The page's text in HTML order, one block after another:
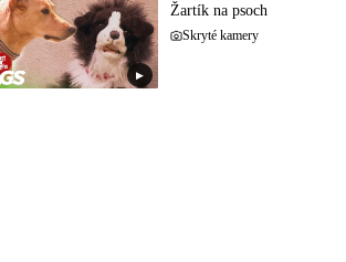
▶
Žartík na psoch
Skryté kamery